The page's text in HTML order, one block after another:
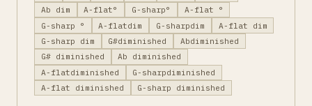
Ab dim
A-flat° G-sharp°
A-flat °
G-sharp °
A-flatdim G-sharpdim
A-flat dim
G-sharp dim
G#diminished
Abdiminished
G# diminished
Ab diminished
A-flatdiminished
G-sharpdiminished
A-flat diminished
G-sharp diminished